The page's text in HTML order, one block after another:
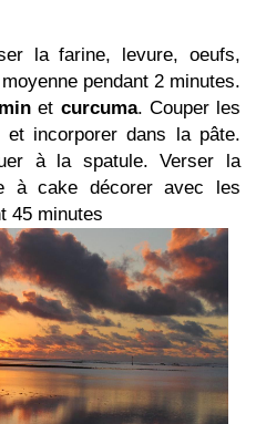
la farine, levure, oeufs,
pendant 2 minutes.
et curcuma. Couper les
et incorporer dans la pâte.
à la spatule.
Verser la
à cake décorer avec les
45 minutes